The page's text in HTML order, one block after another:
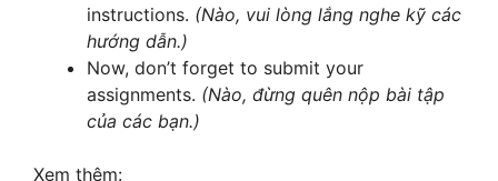
instructions. (Nào, vui lòng lắng nghe kỹ các
hướng dẫn.)
Now, don’t forget to submit your
assignments. (Nào, đừng quên nộp bài tập
của các bạn.)
Xem thêm: